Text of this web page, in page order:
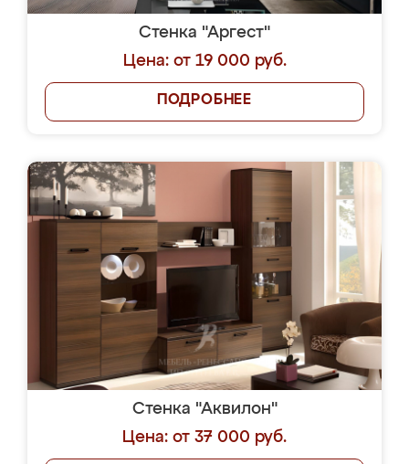
Стенка "Аргест"
Цена: от 19 000 руб.
ПОДРОБНЕЕ
Стенка "Аквилон"
Цена: от 37 000 руб.